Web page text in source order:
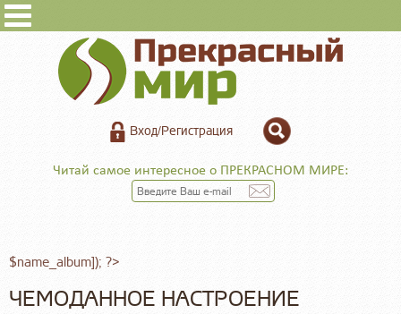
Вход/Регистрация
Читай самое интересное о ПРЕКРАСНОМ МИРЕ:
$name_album]); ?>
ЧЕМОДАННОЕ НАСТРОЕНИЕ